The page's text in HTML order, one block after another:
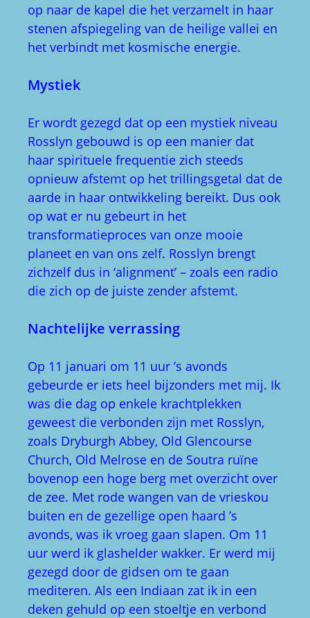
op naar de kapel die het verzamelt in haar
stenen afspiegeling van de heilige vallei en
het verbindt met kosmische energie.
Mystiek
Er wordt gezegd dat op een mystiek niveau
Rosslyn gebouwd is op een manier dat
haar spirituele frequentie zich steeds
opnieuw afstemt op het trillingsgetal dat de
aarde in haar ontwikkeling bereikt. Dus ook
op wat er nu gebeurt in het
transformatieproces van onze mooie
planeet en van ons zelf. Rosslyn brengt
zichzelf dus in ‘alignment’ – zoals een radio
die zich op de juiste zender afstemt.
Nachtelijke verrassing
Op 11 januari om 11 uur ’s avonds
gebeurde er iets heel bijzonders met mij. Ik
was die dag op enkele krachtplekken
geweest die verbonden zijn met Rosslyn,
zoals Dryburgh Abbey, Old Glencourse
Church, Old Melrose en de Soutra ruïne
bovenop een hoge berg met overzicht over
de zee. Met rode wangen van de vrieskou
buiten en de gezellige open haard ’s
avonds, was ik vroeg gaan slapen. Om 11
uur werd ik glashelder wakker. Er werd mij
gezegd door de gidsen om te gaan
mediteren. Als een Indiaan zat ik in een
deken gehuld op een stoeltje en verbond